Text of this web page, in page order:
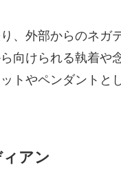
、外部からのネガ
向けられる執着や
トやペンダントと
アン